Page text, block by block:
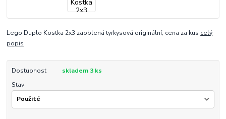
Lego Duplo Kostka 2x3 zaoblená tyrkysová originální, cena za kus celý
popis
Dostupnost
skladem 3 ks
Stav